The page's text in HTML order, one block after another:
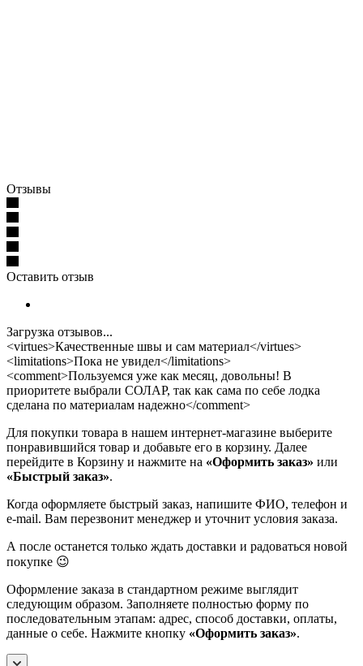
Отзывы
Оставить отзыв
Загрузка отзывов...
<virtues>Качественные швы и сам материал</virtues>
<limitations>Пока не увидел</limitations>
<comment>Пользуемся уже как месяц, довольны! В
приоритете выбрали СОЛАР, так как сама по себе лодка
сделана по материалам надежно</comment>
Для покупки товара в нашем интернет-магазине выберите
понравившийся товар и добавьте его в корзину. Далее
перейдите в Корзину и нажмите на «Оформить заказ» или
«Быстрый заказ».
Когда оформляете быстрый заказ, напишите ФИО, телефон и
e-mail. Вам перезвонит менеджер и уточнит условия заказа.
А после останется только ждать доставки и радоваться новой
покупке 😉
Оформление заказа в стандартном режиме выглядит
следующим образом. Заполняете полностью форму по
последовательным этапам: адрес, способ доставки, оплаты,
данные о себе. Нажмите кнопку «Оформить заказ».